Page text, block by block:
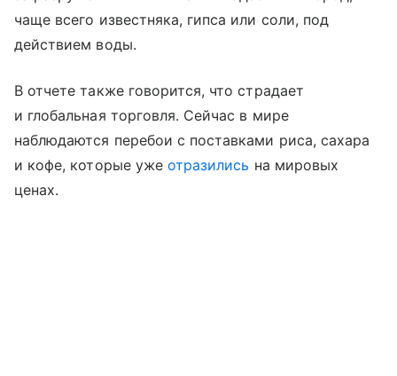
чаще всего известняка, гипса или соли, под
действием воды.
В отчете также говорится, что страдает
и глобальная торговля. Сейчас в мире
наблюдаются перебои с поставками риса, сахара
и кофе, которые уже отразились на мировых
ценах.